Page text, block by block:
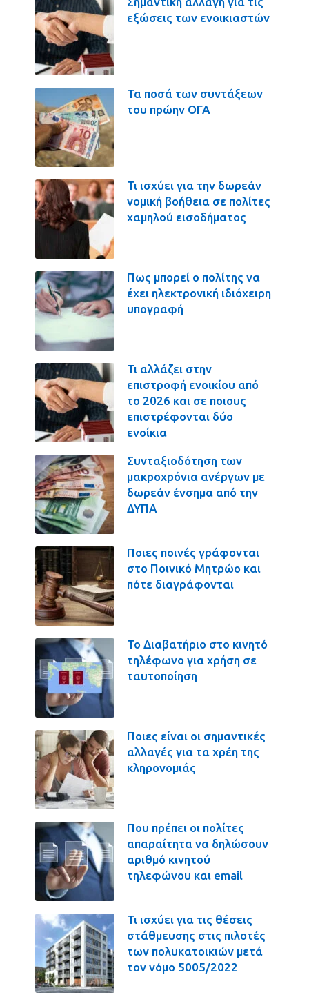
εξώσεις των ενοικιαστών
Τα ποσά των συντάξεων
του πρώην ΟΓΑ
Τι ισχύει για την δωρεάν
νομική βοήθεια σε πολίτες
χαμηλού εισοδήματος
Πως μπορεί ο πολίτης να
έχει ηλεκτρονική ιδιόχειρη
υπογραφή
Τι αλλάζει στην
επιστροφή ενοικίου από
το 2026 και σε ποιους
επιστρέφονται δύο
ενοίκια
Συνταξιοδότηση των
μακροχρόνια ανέργων με
δωρεάν ένσημα από την
ΔΥΠΑ
Ποιες ποινές γράφονται
στο Ποινικό Μητρώο και
πότε διαγράφονται
Το Διαβατήριο στο κινητό
τηλέφωνο για χρήση σε
ταυτοποίηση
Ποιες είναι οι σημαντικές
αλλαγές για τα χρέη της
κληρονομιάς
Που πρέπει οι πολίτες
απαραίτητα να δηλώσουν
αριθμό κινητού
τηλεφώνου και email
Τι ισχύει για τις θέσεις
στάθμευσης στις πιλοτές
των πολυκατοικιών μετά
τον νόμο 5005/2022